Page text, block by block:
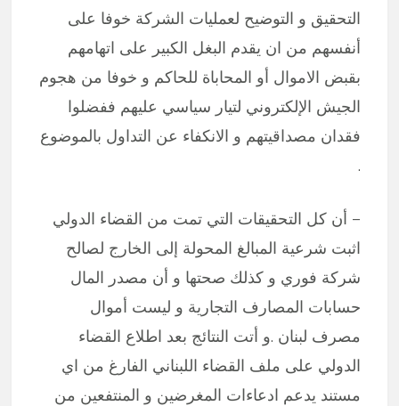
التحقيق و التوضيح لعمليات الشركة خوفا على
أنفسهم من ان يقدم البغل الكبير على اتهامهم
بقبض الاموال أو المحاباة للحاكم و خوفا من هجوم
الجيش الإلكتروني لتيار سياسي عليهم ففضلوا
فقدان مصداقيتهم و الانكفاء عن التداول بالموضوع
.
– أن كل التحقيقات التي تمت من القضاء الدولي
اثبت شرعية المبالغ المحولة إلى الخارج لصالح
شركة فوري و كذلك صحتها و أن مصدر المال
حسابات المصارف التجارية و ليست أموال
مصرف لبنان .و أتت النتائج بعد اطلاع القضاء
الدولي على ملف القضاء اللبناني الفارغ من اي
مستند يدعم ادعاءات المغرضين و المنتفعين من